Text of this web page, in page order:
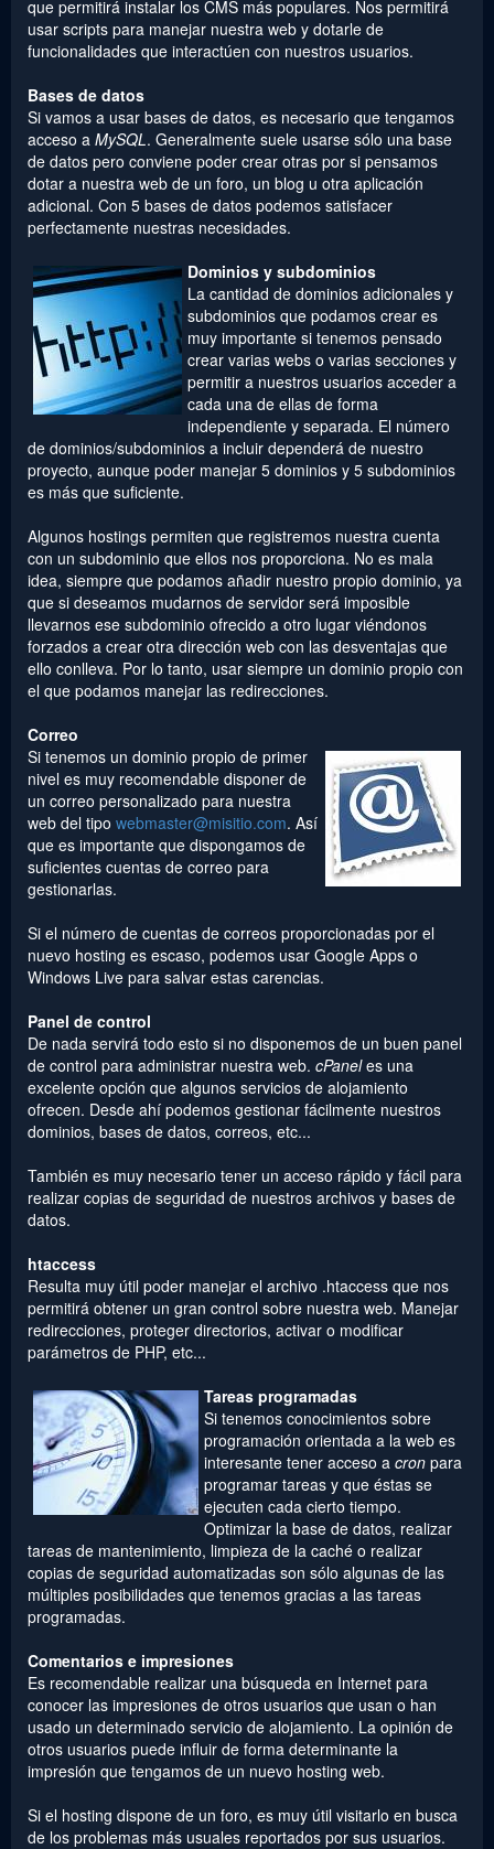
que permitirá instalar los CMS más populares. Nos permitirá
usar scripts para manejar nuestra web y dotarle de
funcionalidades que interactúen con nuestros usuarios.
Bases de datos
Si vamos a usar bases de datos, es necesario que tengamos
acceso a MySQL. Generalmente suele usarse sólo una base
de datos pero conviene poder crear otras por si pensamos
dotar a nuestra web de un foro, un blog u otra aplicación
adicional. Con 5 bases de datos podemos satisfacer
perfectamente nuestras necesidades.
Dominios y subdominios
La cantidad de dominios adicionales y
subdominios que podamos crear es
muy importante si tenemos pensado
crear varias webs o varias secciones y
permitir a nuestros usuarios acceder a
cada una de ellas de forma
independiente y separada. El número
de dominios/subdominios a incluir dependerá de nuestro
proyecto, aunque poder manejar 5 dominios y 5 subdominios
es más que suficiente.
Algunos hostings permiten que registremos nuestra cuenta
con un subdominio que ellos nos proporciona. No es mala
idea, siempre que podamos añadir nuestro propio dominio, ya
que si deseamos mudarnos de servidor será imposible
llevarnos ese subdominio ofrecido a otro lugar viéndonos
forzados a crear otra dirección web con las desventajas que
ello conlleva. Por lo tanto, usar siempre un dominio propio con
el que podamos manejar las redirecciones.
Correo
Si tenemos un dominio propio de primer
nivel es muy recomendable disponer de
un correo personalizado para nuestra
web del tipo webmaster@misitio.com. Así
que es importante que dispongamos de
suficientes cuentas de correo para
gestionarlas.
Si el número de cuentas de correos proporcionadas por el
nuevo hosting es escaso, podemos usar Google Apps o
Windows Live para salvar estas carencias.
Panel de control
De nada servirá todo esto si no disponemos de un buen panel
de control para administrar nuestra web. cPaneles una
excelente opción que algunos servicios de alojamiento
ofrecen. Desde ahí podemos gestionar fácilmente nuestros
dominios, bases de datos, correos, etc...
También es muy necesario tener un acceso rápido y fácil para
realizar copias de seguridad de nuestros archivos y bases de
datos.
htaccess
Resulta muy útil poder manejar el archivo .htaccess que nos
permitirá obtener un gran control sobre nuestra web. Manejar
redirecciones, proteger directorios, activar o modificar
parámetros de PHP, etc...
Tareas programadas
Si tenemos conocimientos sobre
programación orientada a la web es
interesante tener acceso a cron para
programar tareas y que éstas se
ejecuten cada cierto tiempo.
Optimizar la base de datos, realizar
tareas de mantenimiento, limpieza de la caché o realizar
copias de seguridad automatizadas son sólo algunas de las
múltiples posibilidades que tenemos gracias a las tareas
programadas.
Comentarios e impresiones
Es recomendable realizar una búsqueda en Internet para
conocer las impresiones de otros usuarios que usan o han
usado un determinado servicio de alojamiento. La opinión de
otros usuarios puede influir de forma determinante la
impresión que tengamos de un nuevo hosting web.
Si el hosting dispone de un foro, es muy útil visitarlo en busca
de los problemas más usuales reportados por sus usuarios.